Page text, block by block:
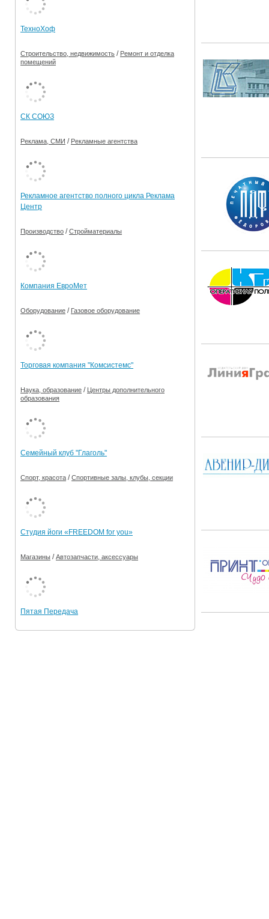
ТехноХоф
Строительство, недвижимость / Ремонт и отделка
помещений
СК СОЮЗ
Реклама, СМИ / Рекламные агентства
Рекламное агентство полного цикла Реклама
Центр
Производство /Стройматериалы
Компания ЕвроМет
Оборудование / Газовое оборудование
Торговая компания "Комсистемс"
Наука, образование / Центры дополнительного
образования
Семейный клуб "Глаголь"
Спорт, красота /Спортивные залы, клубы, секции
Студия йоги «FREEDOM for you»
Магазины /Автозапчасти, аксессуары
Пятая Передача